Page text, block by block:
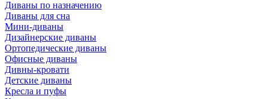
Диваны по назначению
Диваны для сна
Мини-диваны
Дизайнерские диваны
Ортопедические диваны
Офисные диваны
Дивны-кровати
Детские диваны
Кресла и пуфы